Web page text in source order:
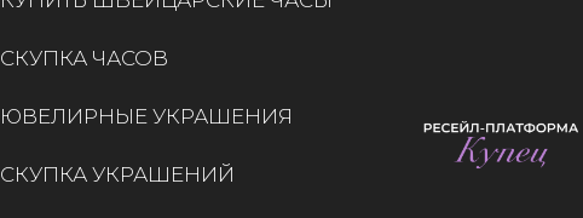
СКУПКА ЧАСОВ
ЮВЕЛИРНЫЕ УКРАШЕНИЯ
СКУПКА УКРАШЕНИЙ